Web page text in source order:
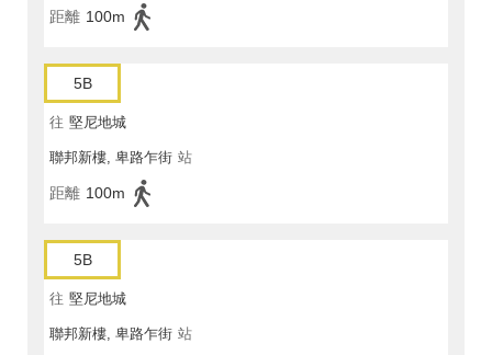
距離 100m
5B
往 堅尼地城
聯邦新樓, 卑路乍街 站
距離 100m
5B
往 堅尼地城
聯邦新樓, 卑路乍街 站